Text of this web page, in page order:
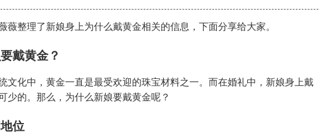
薇整理了新娘身上为什么戴黄金相关的信息，下面分享给大家。
戴黄金？
文化中，黄金一直是最受欢迎的珠宝材料之一。而在婚礼中，新娘身上戴
少的。那么，为什么新娘要戴黄金呢？
位